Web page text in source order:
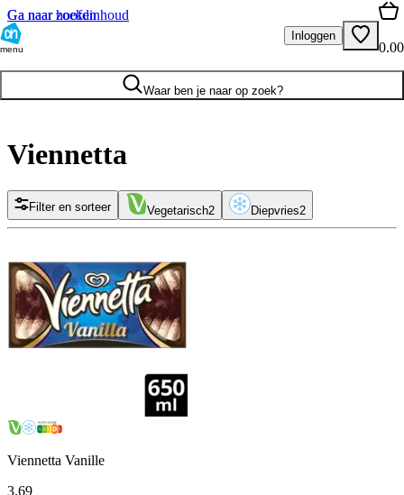
Ga naar hoofdinhoud
Ga naar zoeken
menu
Inloggen
0.00
Waar ben je naar op zoek?
Viennetta
Filter en sorteer Vegetarisch2 Diepvries2
Viennetta Vanille
3.69